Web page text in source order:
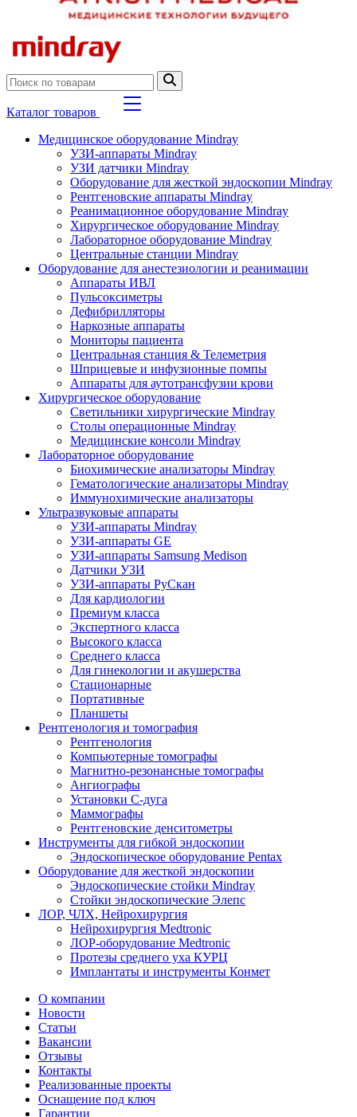
Каталог товаров
Медицинское оборудование Mindray
УЗИ-аппараты Mindray
УЗИ датчики Mindray
Оборудование для жесткой эндоскопии Mindray
Рентгеновские аппараты Mindray
Реанимационное оборудование Mindray
Хирургическое оборудование Mindray
Лабораторное оборудование Mindray
Центральные станции Mindray
Оборудование для анестезиологии и реанимации
Аппараты ИВЛ
Пульсоксиметры
Дефибрилляторы
Наркозные аппараты
Мониторы пациента
Центральная станция & Телеметрия
Шприцевые и инфузионные помпы
Аппараты для аутотрансфузии крови
Хирургическое оборудование
Светильники хирургические Mindray
Столы операционные Mindray
Медицинские консоли Mindray
Лабораторное оборудование
Биохимические анализаторы Mindray
Гематологические анализаторы Mindray
Иммунохимические анализаторы
Ультразвуковые аппараты
УЗИ-аппараты Mindray
УЗИ-аппараты GE
УЗИ-аппараты Samsung Medison
Датчики УЗИ
УЗИ-аппараты РуСкан
Для кардиологии
Премиум класса
Экспертного класса
Высокого класса
Среднего класса
Для гинекологии и акушерства
Стационарные
Портативные
Планшеты
Рентгенология и томография
Рентгенология
Компьютерные томографы
Магнитно-резонансные томографы
Ангиографы
Установки С-дуга
Маммографы
Рентгеновские денситометры
Инструменты для гибкой эндоскопии
Эндоскопическое оборудование Pentax
Оборудование для жесткой эндоскопии
Эндоскопические стойки Mindray
Стойки эндоскопические Элепс
ЛОР, ЧЛХ, Нейрохирургия
Нейрохирургия Medtronic
ЛОР-оборудование Medtronic
Протезы среднего уха КУРЦ
Имплантаты и инструменты Конмет
О компании
Новости
Статьи
Вакансии
Отзывы
Контакты
Реализованные проекты
Оснащение под ключ
Гарантии